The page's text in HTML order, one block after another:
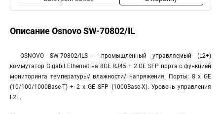
Описание Osnovo SW-70802/IL
OSNOVO SW-70802/ILS - промышленный управляемый (L2+)
коммутатор Gigabit Ethernet на 8GE RJ45 + 2 GE SFP порта с функцией
мониторинга температуры/ влажности/ напряжения. Порты: 8 x GE
(10/100/1000Base-T) + 2 x GE SFP (1000Base-X). Уровень управления
L2+.